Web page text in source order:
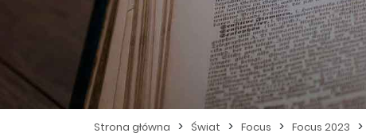
Strona główna > Świat > Focus > Focus 2023 >